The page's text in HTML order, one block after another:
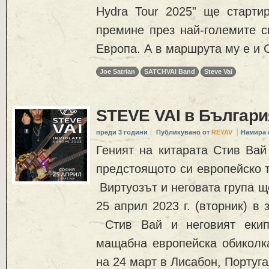
Hydra Tour 2025” ще
премине през най-големите
Европа. А в маршрута му е
Joe Satrian SATCHVAI Band Steve Vai
STEVE VAI в
преди 3 години Публикувано от REYAV Намира
Геният на китарата Стив
предстоящото си европейско
Виртуозът и неговата група
25 април 2023 г. (вторник)
Стив Вай и неговият екип
мащабна европейска
на 24 март в Лисабон,